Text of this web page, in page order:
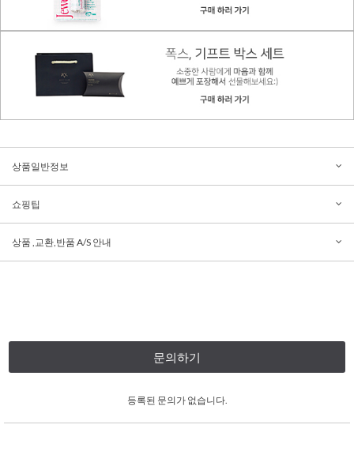
상품일반정보
쇼핑팁
상품 ,교환,반품 A/S 안내
문의하기
등록된 문의가 없습니다.